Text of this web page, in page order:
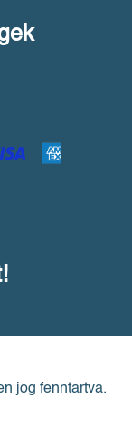
jog fenntartva.